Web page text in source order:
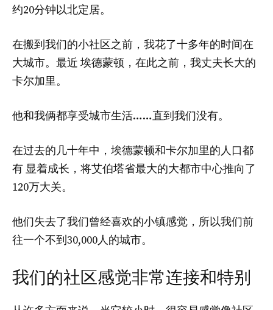
约20分钟以北定居。
在搬到我们的小社区之前，我花了十多年的时间在
大城市。最近 埃德蒙顿 ，在此之前，我丈夫长大的
卡尔加里。
他和我俩都享受城市生活……直到我们没有。
在过去的几十年中，埃德蒙顿和卡尔加里的人口都
有显着成长 ，将艾伯塔省最大的大都市中心推向了
120万大关。
他们失去了我们曾经喜欢的小镇感觉，所以我们前
往一个不到30,000人的城市。
我们的社区感觉非常连接和特别